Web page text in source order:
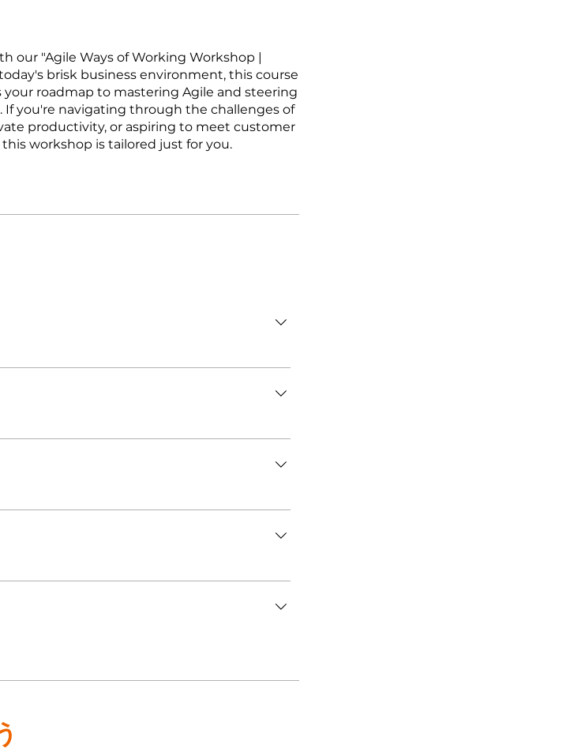
our "Agile Ways of Working Workshop |
brisk business environment, this course
roadmap to mastering Agile and steering
If you're navigating through the challenges of
productivity, or aspiring to meet customer
workshop is tailored just for you.